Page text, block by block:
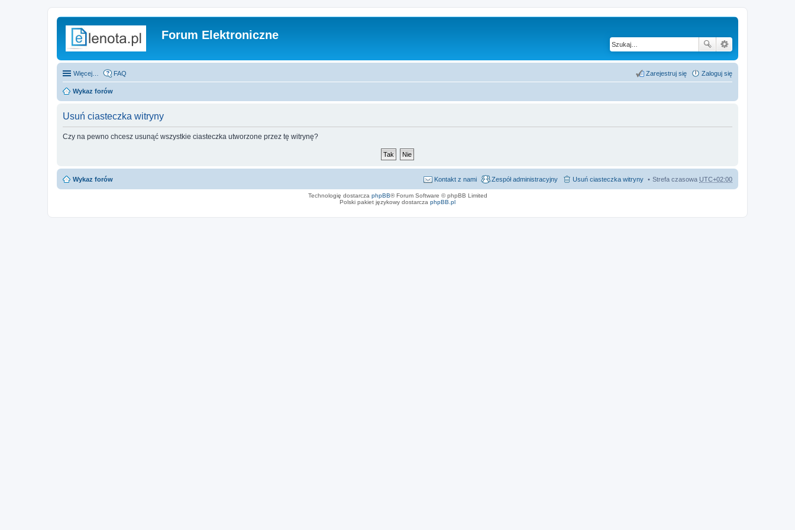
Forum Elektroniczne
Więcej… FAQ Zaloguj się
Zarejestruj się
Wykaz forów
Usuń ciasteczka witryny
Czy na pewno chcesz usunąć wszystkie ciasteczka utworzone przez tę witrynę?
Wykaz forów Strefa czasowa UTC+02:00
Usuń ciasteczka witryny
Zespół administracyjny
Kontakt z nami
Technologię dostarcza phpBB® Forum Software © phpBB Limited
Polski pakiet językowy dostarcza phpBB.pl